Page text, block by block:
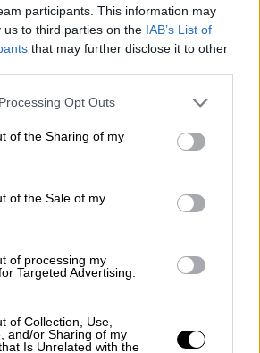
participants. This information may
us to third parties on the IAB’s List of
that may further disclose it to other
Opt Outs
of the Sharing of my
of the Sale of my
of processing my
Targeted Advertising.
of Collection, Use,
and/or Sharing of my
Is Unrelated with the
ΠΡΟΪΟΝΤΑ
με Άρωμα Βανίλιας 200g
180g (3x60g)